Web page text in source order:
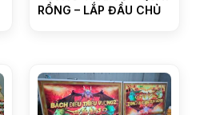
RỒNG – LẮP ĐẦU CHỦ